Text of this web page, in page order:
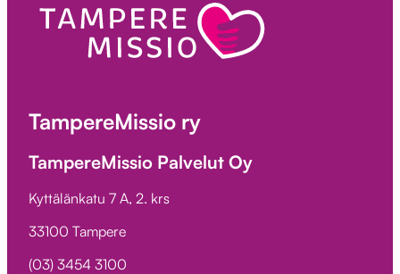
TampereMissio ry
TampereMissio Palvelut Oy
Kyttälänkatu 7 A, 2. krs
33100 Tampere
(03) 3454 3100